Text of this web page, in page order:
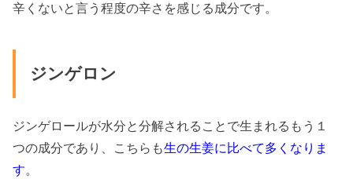
辛くないと言う程度の辛さを感じる成分です。
ジンゲロン
ジンゲロールが水分と分解されることで生まれるもう１
つの成分であり、こちらも生の生姜に比べて多くなりま
す。